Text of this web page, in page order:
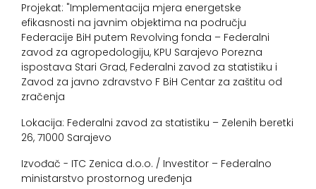
Projekat: "Implementacija mjera energetske
efikasnosti na javnim objektima na području
Federacije BiH putem Revolving fonda – Federalni
zavod za agropedologiju, KPU Sarajevo Porezna
ispostava Stari Grad, Federalni zavod za statistiku i
Zavod za javno zdravstvo F BiH Centar za zaštitu od
zračenja
Lokacija: Federalni zavod za statistiku – Zelenih beretki
26, 71000 Sarajevo
Izvođač - ITC Zenica d.o.o. / Investitor – Federalno
ministarstvo prostornog uređenja